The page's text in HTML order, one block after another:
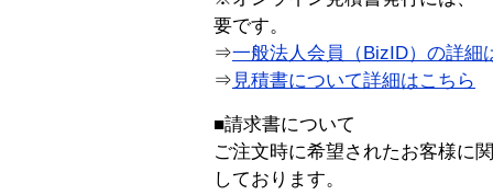
要です。
⇒一般法人会員（BizID）の詳細
⇒ 見積書について詳細はこちら
■請求書について
ご注文時に希望されたお客様に
しております。